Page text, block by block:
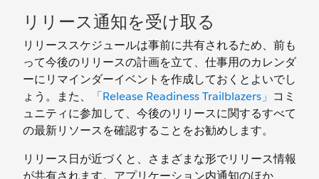
リリース通知を受け取る
リリーススケジュールは事前に共有されるため、前も
って今後のリリースの計画を立て、仕事用のカレンダ
ーにリマインダーイベントを作成しておくとよいでし
ょう。また、
「Release Readiness Trailblazers」 コミ
ュニティに参加して、今後のリリースに関するすべて
の最新リソースを確認することをお勧めします。
リリース日が近づくと、さまざまな形でリリース情報
が共有されます。アプリケーション内通知のほか、